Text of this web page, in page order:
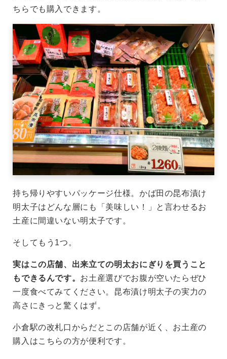
ちらでも購入できます。
持ち帰りやすいパッケージ仕様。かば田の昆布漬け
明太子はどんな層にも「美味しい！」と言わせるお
土産に間違いない明太子です。
そしてもう1つ。
実はこの店舗、出来立ての明太おにぎりを買うこと
もできるんです。 お土産選びでお腹が空いたらぜひ
一度食べてみてください。昆布漬け明太子の実力の
高さにきっと驚くはず。
小倉駅の改札口からだとこの店舗が近く、お土産の
購入はこちらの方が便利です。